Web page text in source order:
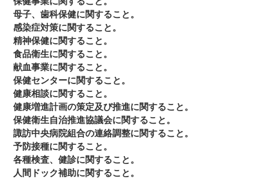
母子、歯科保健に関すること。
感染症対策に関すること。
精神保健に関すること。
食品衛生に関すること。
献血事業に関すること。
保健センターに関すること。
健康相談に関すること。
健康増進計画の策定及び推進に関すること。
保健衛生自治推進協議会に関すること。
諏訪中央病院組合の連絡調整に関すること。
予防接種に関すること。
各種検査、健診に関すること。
人間ドック補助に関すること。